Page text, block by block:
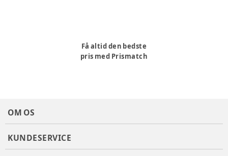
Få altid den bedste
pris med Prismatch
OM OS
KUNDESERVICE